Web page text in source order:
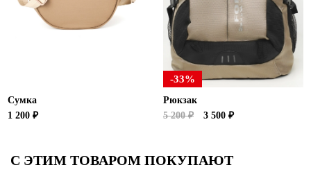
Сумка
1 200 ₽
-33%
Рюкзак
5 200 ₽
3 500 ₽
С ЭТИМ ТОВАРОМ ПОКУПАЮТ